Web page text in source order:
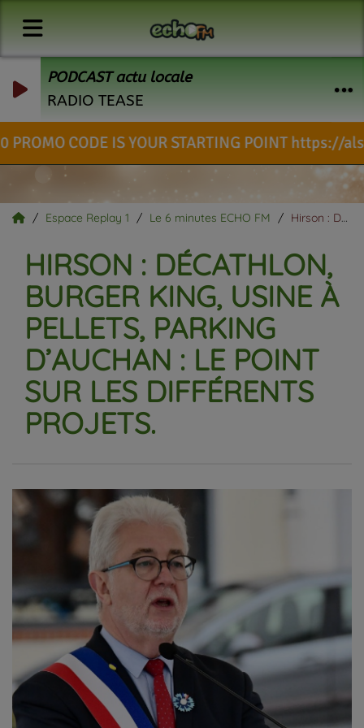
PODCAST actu locale
RADIO TEASE
IS YOUR STARTING POINT https://alstr.in/
Espace Replay 1 Le 6 minutes ECHO FM Hirson : Décathlon, Burger King, usine à pellets, parking d’Auchan : le point sur les différents projets.
HIRSON : DÉCATHLON,
BURGER KING, USINE À
PELLETS, PARKING
D’AUCHAN : LE POINT
SUR LES DIFFÉRENTS
PROJETS.